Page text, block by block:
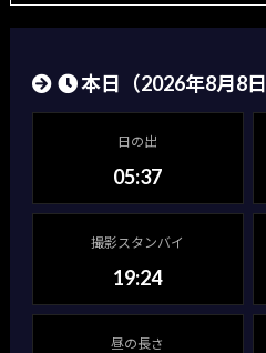
本日（2026年8月8日
日の出
05:37
撮影スタンバイ
19:24
昼の長さ